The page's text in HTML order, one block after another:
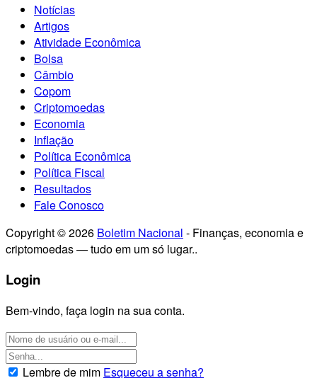
Notícias
Artigos
Atividade Econômica
Bolsa
Câmbio
Copom
Criptomoedas
Economia
Inflação
Política Econômica
Política Fiscal
Resultados
Fale Conosco
Copyright © 2026 Boletim Nacional - Finanças, economia e
criptomoedas — tudo em um só lugar..
Login
Bem-vindo, faça login na sua conta.
Lembre de mim Esqueceu a senha?